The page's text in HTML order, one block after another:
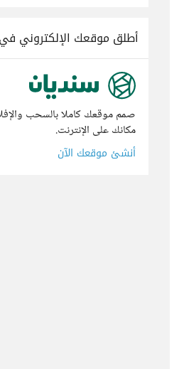
أطلق موقعك الإلكتروني
صمم موقعك كاملا بالسحب
مكانك على الإنترنت.
أنشئ موقعك الآن